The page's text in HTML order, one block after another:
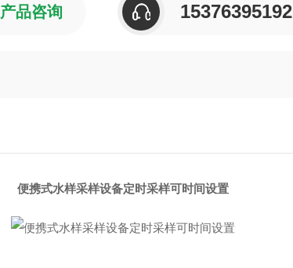
产品咨询 15376395192
便携式水样采样设备定时采样可时间设置